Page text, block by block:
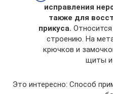
исправления
также для
прикуса.
строению. На
крючков и
щиты и
Это интересно: Способ